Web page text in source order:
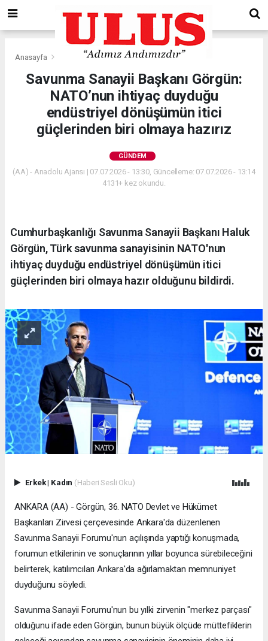
Anasayfa Gündem
Savunma Sanayii Başkanı Görgün:
NATO’nun ihtiyaç duyduğu
endüstriyel dönüşümün itici
güçlerinden biri olmaya hazırız
GÜNDEM
(AA) - Anadolu Ajansı | 07.07.2026 - 13:30, Güncelleme: 07.07.2026 - 13:14
4131+ kez okundu.
Cumhurbaşkanlığı Savunma Sanayii Başkanı Haluk
Görgün, Türk savunma sanayisinin NATO'nun
ihtiyaç duyduğu endüstriyel dönüşümün itici
güçlerinden biri olmaya hazır olduğunu bildirdi.
Erkek| Kadın (Haberi Sesli Oku)
ANKARA (AA) - Görgün, 36.⁠ ⁠NATO Devlet ve Hükümet
Başkanları Zirvesi çerçevesinde Ankara'da düzenlenen
Savunma Sanayii Forumu'nun açılışında yaptığı konuşmada,
forumun etkilerinin ve sonuçlarının yıllar boyunca sürebileceğini
belirterek, katılımcıları Ankara'da ağırlamaktan memnuniyet
duyduğunu söyledi.
Savunma Sanayii Forumu'nun bu yılki zirvenin "merkez parçası"
olduğunu ifade eden Görgün, bunun büyük ölçüde müttefiklerin